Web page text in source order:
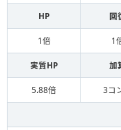
HP 回
1倍 1
実質HP 加
5.88倍 3コ